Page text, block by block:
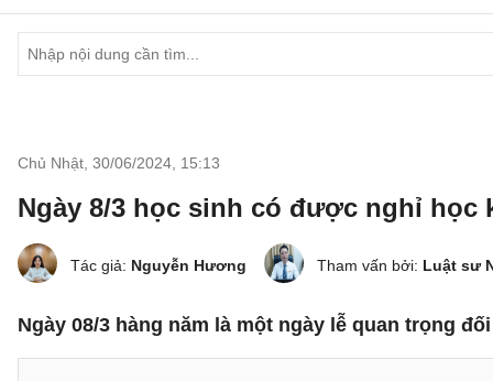
Chủ Nhật, 30/06/2024 15:13
Ngày 8/3 học sinh có được nghỉ học
Tác giả: Nguyễn Hương Tham vấn bởi: Luật sư
Ngày 08/3 hàng năm là một ngày lễ quan trọng